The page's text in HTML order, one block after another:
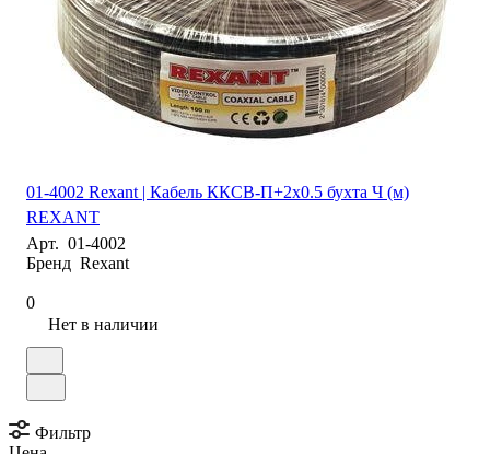
01-4002 Rexant | Кабель ККСВ-П+2х0.5 бухта Ч (м)
REXANT
Арт. 01-4002
Бренд Rexant
0
Нет в наличии
Фильтр